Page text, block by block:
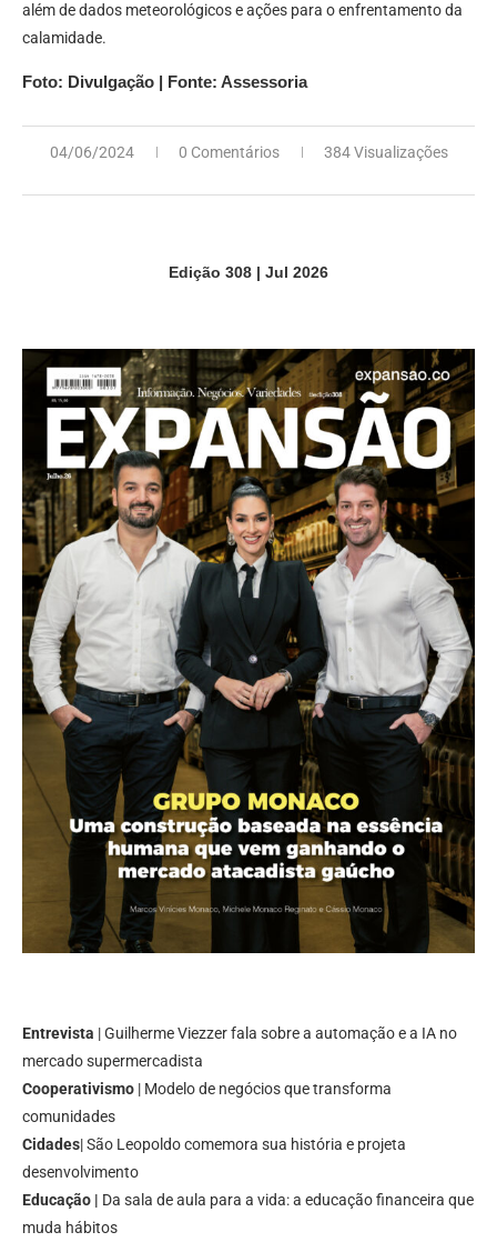
além de dados meteorológicos e ações para o enfrentamento da
calamidade.
Foto: Divulgação | Fonte: Assessoria
04/06/2024 0 Comentários 384 Visualizações
Edição 308 | Jul 2026
Entrevista | Guilherme Viezzer fala sobre a automação e a IA no
mercado supermercadista
Cooperativismo | Modelo de negócios que transforma
comunidades
Cidades| São Leopoldo comemora sua história e projeta
desenvolvimento
Educação | Da sala de aula para a vida: a educação financeira que
muda hábitos